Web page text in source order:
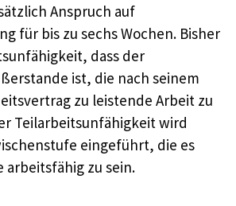
Anspruch auf
für bis zu sechs Wochen. Bisher
dass der
ist, die nach seinem
zu leistende Arbeit zu
Teilarbeitsunfähigkeit wird
eingeführt, die es
zu sein.